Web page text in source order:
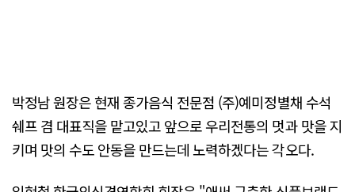
박정남 원장은 현재 종가음식 전문점 (주)예미정별채 수석
쉐프 겸 대표직을 맡고있고 앞으로 우리전통의 멋과 맛을 지
키며 맛의 수도 안동을 만드는데 노력하겠다는 각오다.